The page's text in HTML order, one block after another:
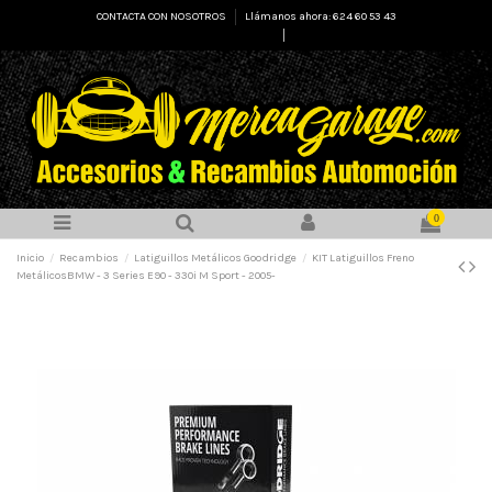
CONTACTA CON NOSOTROS
Llámanos ahora: 624 60 53 43
0
Inicio Recambios Latiguillos Metálicos Goodridge
KIT Latiguillos Freno
MetálicosBMW - 3 Series E90 - 330i M Sport - 2005-